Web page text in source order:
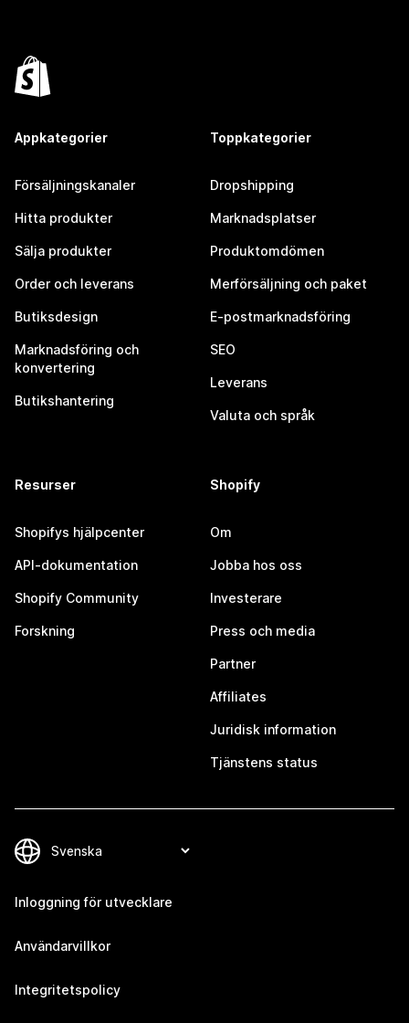
Appkategorier
Försäljningskanaler
Hitta produkter
Sälja produkter
Order och leverans
Butiksdesign
Marknadsföring och
konvertering
Butikshantering
Toppkategorier
Dropshipping
Marknadsplatser
Produktomdömen
Merförsäljning och paket
E-postmarknadsföring
SEO
Leverans
Valuta och språk
Resurser
Shopifys hjälpcenter
API-dokumentation
Shopify Community
Forskning
Shopify
Om
Jobba hos oss
Investerare
Press och media
Partner
Affiliates
Juridisk information
Tjänstens status
Inloggning för utvecklare
Användarvillkor
Integritetspolicy